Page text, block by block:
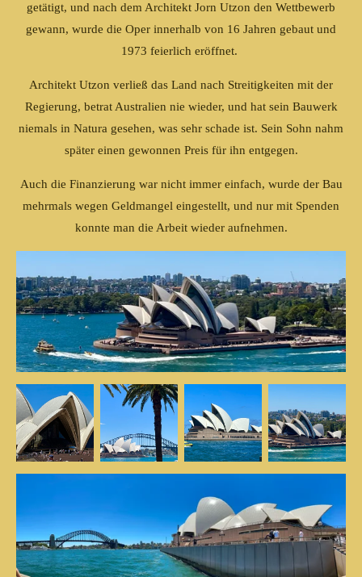
getätigt, und nach dem Architekt Jorn Utzon den Wettbewerb
gewann, wurde die Oper innerhalb von 16 Jahren gebaut und
1973 feierlich eröffnet.
Architekt Utzon verließ das Land nach Streitigkeiten mit der
Regierung, betrat Australien nie wieder, und hat sein Bauwerk
niemals in Natura gesehen, was sehr schade ist. Sein Sohn nahm
später einen gewonnen Preis für ihn entgegen.
Auch die Finanzierung war nicht immer einfach, wurde der Bau
mehrmals wegen Geldmangel eingestellt, und nur mit Spenden
konnte man die Arbeit wieder aufnehmen.